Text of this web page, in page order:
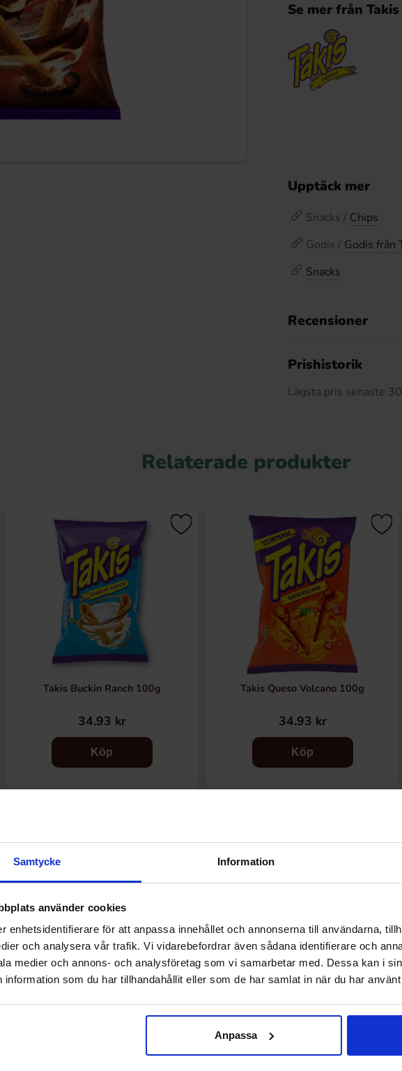
Samtycke Information
använder cookies
enhetsidentifierare för att anpassa innehållet och annonserna till användarna,
och analysera vår trafik. Vi vidarebefordrar även sådana identifierare och
medier och annons- och analysföretag som vi samarbetar med. Dessa kan i
information som du har tillhandahållit eller som de har samlat in när du har
Anpassa
Se mer från Takis
Upptäck mer
Snacks / Chips
Godis / Godis från
Snacks
Recensioner
Prishistorik
Lägsta pris senaste
Relaterade produkter
Takis Buckin Ranch 100g
34.93 kr
Köp
Takis Queso Volcano 100g
34.93 kr
Köp
Andra gillade
-27% -50%